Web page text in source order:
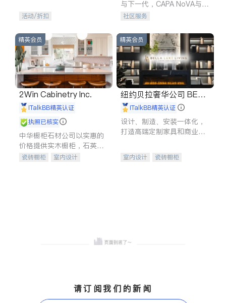
专属福利。
活动/折扣
与下一代，CAPA NoVA与您
携手建设包容、公平、充满
社区服务
精英会员
2Win Cabinetry Inc.
iTalkBB精英认证
执照已核实
中华橱柜石材公司以实惠的
价格提供实木橱柜，石英石
台面，多种优质不锈钢水
瓷砖橱柜
室内设计
精英会员
纽约贝拉奢华公司 BELL
A LUXE
iTalkBB精英认证
设计、制造、安装一体化，
打造高端定制家具和商业空
室内设计
瓷砖橱柜
请订阅我们的新闻